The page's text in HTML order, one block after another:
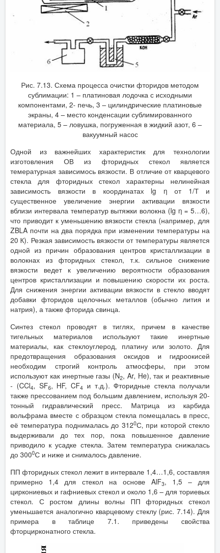
Рис. 7.13. Схема процесса очистки фторидов методом
сублимации: 1 – платиновая лодочка с исходными
компонентами, 2- печь, 3 – цилиндрические платиновые
экраны, 4 – место конденсации сублимированного
материала, 5 – ловушка, погруженная в жидкий азот, 6 –
вакуумный насос
Одной из важнейших характеристик для технологии
изготовления ОВ из фторидных стекол является
темературная зависимось вязкости. В отличие от кварцевого
стекла для фторидных стекол характерны нелинейная
зависимость вязкости в координатах lg η от 1/Т и
существенное увеличение энергии активации вязкости
вблизи интервала температур вытяжки волокна (lg η = 5…6),
что приводит к уменьшению вязкости стекла (например, для
ZBLA почти на два порядка при изменении температуры на
20 К). Резкая зависимость вязкости от температуры является
одной из причин образования центров кристаллизации в
волокнах из фторидных стекол, т.к. сильное снижение
вязкости ведет к увеличению вероятности образования
центров кристаллизации и повышению скорости их роста.
Для снижения энергии активации вязкости в стекло вводят
добавки фторидов щелочных металлов (обычно лития и
натрия), а также фторида свинца.
Синтез стекол проводят в тиглях, причем в качестве
тигельных материалов используют такие инертные
материалы, как стеклоуглерод, платину или золото. Для
предотвращения образования оксидов и гидроокисей
необходим строгий контроль атмосферы, при этом
используют как инертные газы (N2, Ar, He), так и реактивные
- (CCl4, SF6, HF, CF4 и т.д.). Фторидные стекла получали
также прессованием под большим давлением, используя 20-
тонный гидравлический пресс. Матрица из карбида
вольфрама вместе с образцом стекла помещалась в пресс,
её температура поднималась до 3120С, при которой стекло
выдерживали до тех пор, пока повышенное давление
приводило к усадке стекла. Затем температура снижалась
до 3000С и ниже и снималось давление.
ПП фторидных стекол лежит в интервале 1,4…1,6, составляя
примерно 1,4 для стекол на основе AlF3, 1,5 – для
циркониевых и гафниевых стекол и около 1,6 – для ториевых
стекол. С ростом длины волны ПП фторидных стекол
уменьшается аналогично кварцевому стеклу (рис. 7.14). Для
примера в таблице 7.1. приведены свойства
фторцирконатного стекла.